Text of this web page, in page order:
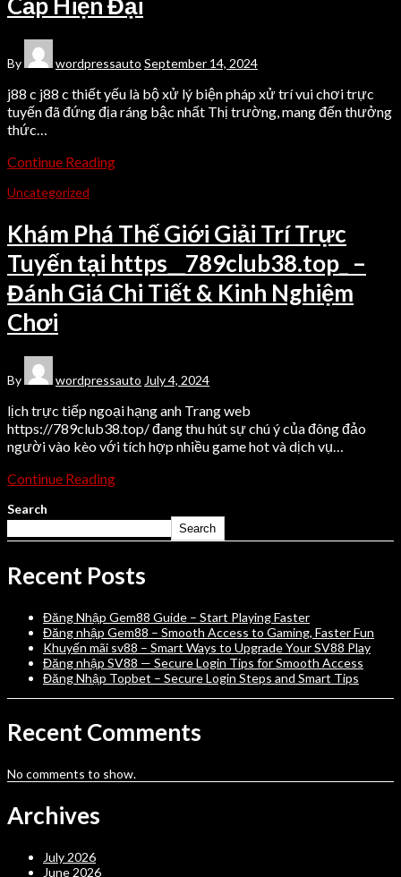
By wordpressauto September 14, 2024
j88 c j88 c thiết yếu là bộ xử lý biện pháp xử trí vui chơi trực
tuyến đã đứng địa ráng bậc nhất Thị trường, mang đến thưởng
thức…
Continue Reading
Uncategorized
Khám Phá Thế Giới Giải Trí Trực
Tuyến tại https__789club38.top_ –
Đánh Giá Chi Tiết & Kinh Nghiệm
Chơi
By wordpressauto July 4, 2024
lịch trực tiếp ngoại hạng anh Trang web
https://789club38.top/ đang thu hút sự chú ý của đông đảo
người vào kèo với tích hợp nhiều game hot và dịch vụ…
Continue Reading
Search
Search
Recent Posts
Đăng Nhập Gem88 Guide – Start Playing Faster
Đăng nhập Gem88 – Smooth Access to Gaming, Faster Fun
Khuyến mãi sv88 – Smart Ways to Upgrade Your SV88 Play
Đăng nhập SV88 — Secure Login Tips for Smooth Access
Đăng Nhập Topbet – Secure Login Steps and Smart Tips
Recent Comments
No comments to show.
Archives
July 2026
June 2026